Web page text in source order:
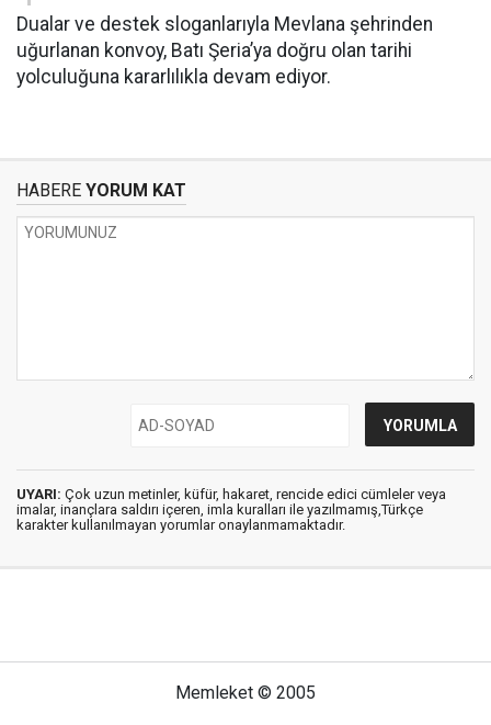
Dualar ve destek sloganlarıyla Mevlana şehrinden
uğurlanan konvoy, Batı Şeria’ya doğru olan tarihi
yolculuğuna kararlılıkla devam ediyor.
HABERE YORUM KAT
UYARI: Çok uzun metinler, küfür, hakaret, rencide edici cümleler veya
imalar, inançlara saldırı içeren, imla kuralları ile yazılmamış,Türkçe
karakter kullanılmayan yorumlar onaylanmamaktadır.
Memleket © 2005